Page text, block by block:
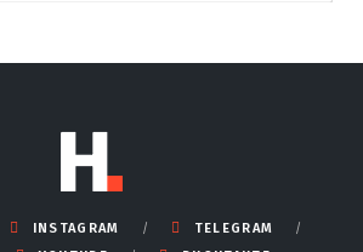
INSTAGRAM
TELEGRAM